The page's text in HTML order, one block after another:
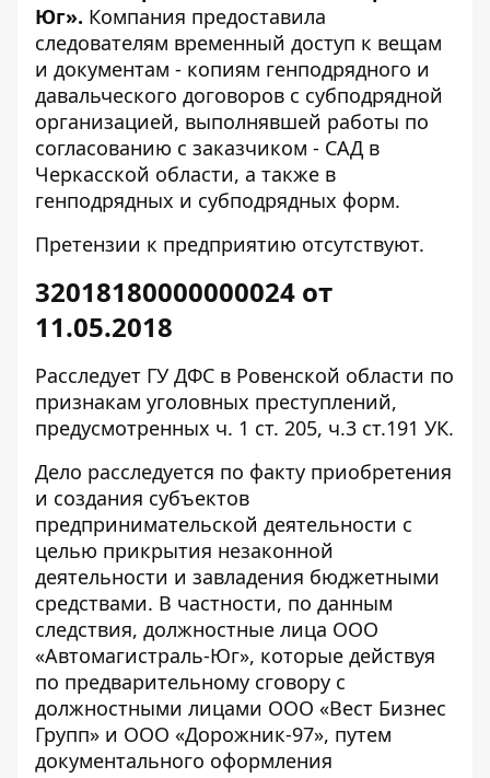
Юг». Компания предоставила
следователям временный доступ к вещам
и документам - копиям генподрядного и
давальческого договоров с субподрядной
организацией, выполнявшей работы по
согласованию с заказчиком - САД в
Черкасской области, а также в
генподрядных и субподрядных форм.
Претензии к предприятию отсутствуют.
32018180000000024 от
11.05.2018
Расследует ГУ ДФС в Ровенской области по
признакам уголовных преступлений,
предусмотренных ч. 1 ст. 205, ч.3 ст.191 УК.
Дело расследуется по факту приобретения
и создания субъектов
предпринимательской деятельности с
целью прикрытия незаконной
деятельности и завладения бюджетными
средствами. В частности, по данным
следствия, должностные лица ООО
«Автомагистраль-Юг», которые действуя
по предварительному сговору с
должностными лицами ООО «Вест Бизнес
Групп» и ООО «Дорожник-97», путем
документального оформления